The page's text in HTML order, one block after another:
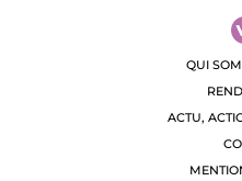
QUI
ACTU,